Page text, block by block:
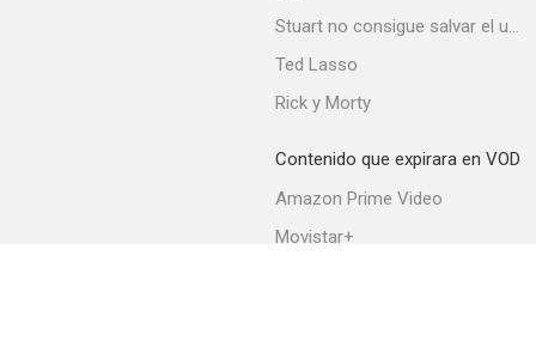
Stuart no consigue salvar el universo
Ted Lasso
Rick y Morty
Contenido que expirara en VOD
Amazon Prime Video
Movistar+